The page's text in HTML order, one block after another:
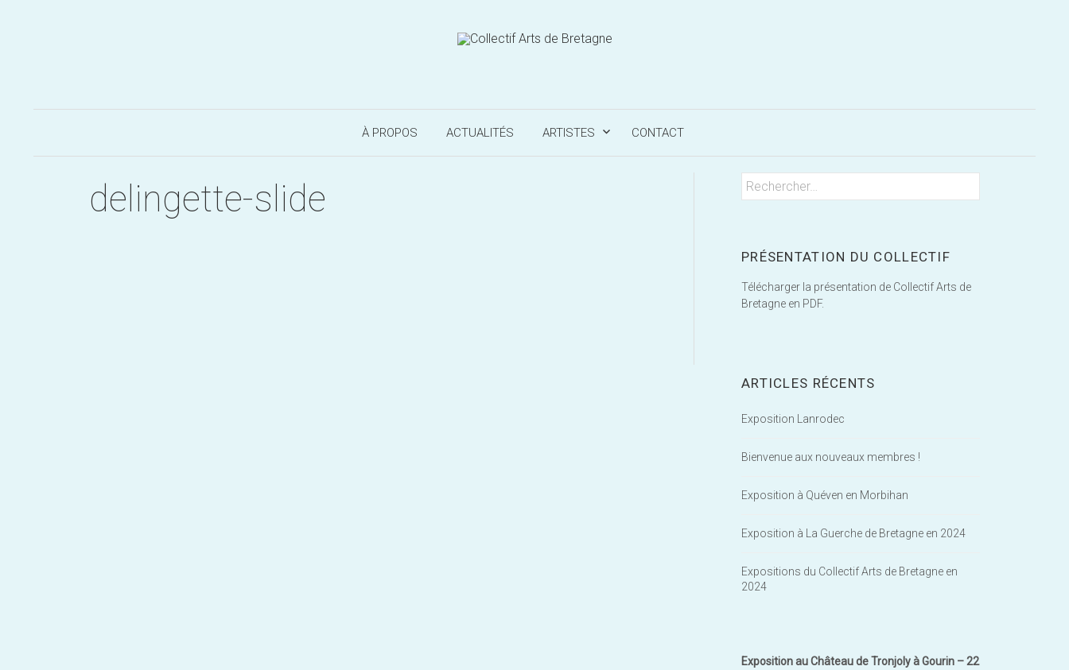
À PROPOS ACTUALITÉS ARTISTES CONTACT
delingette-slide Rechercher :
PRÉSENTATION DU COLLECTIF
Télécharger la présentation de Collectif Arts de
Bretagne en PDF.
ARTICLES RÉCENTS
Exposition Lanrodec
Bienvenue aux nouveaux membres !
Exposition à Quéven en Morbihan
Exposition à La Guerche de Bretagne en 2024
Expositions du Collectif Arts de Bretagne en
2024
Exposition au Château de Tronjoly à Gourin – 22